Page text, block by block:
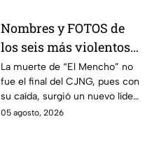
Nombres y FOTOS de
los seis más violentos
del CJNG tras muerte
de "El Mencho": ¿qué
hace cada uno?
La muerte de “El Mencho” no
fue el final del CJNG, pues con
su caída, surgió un nuevo líder
y junto con él, otros sujetos
05 agosto, 2026